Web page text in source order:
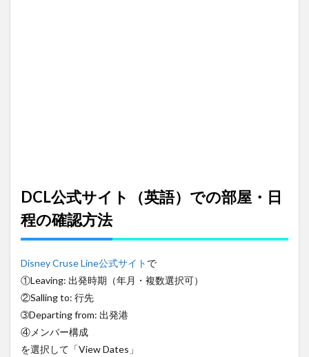
ライ
ンチ
ェッ
クイ
アク
ビテ
ィ予
約の
ジュ
ール
DCL公式サイト（英語）での部屋・日
程の確認方法
Disney Cruse Line公式サイト で
①Leaving: 出発時期（年月・複数選択可）
②Salling to: 行先
➂Departing from: 出発港
④メンバー構成
を選択して「View Dates」